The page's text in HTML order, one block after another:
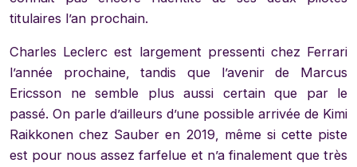
titulaires l’an prochain.
Charles Leclerc est largement pressenti chez Ferrari
l’année prochaine, tandis que l’avenir de Marcus
Ericsson ne semble plus aussi certain que par le
passé. On parle d’ailleurs d’une possible arrivée de Kimi
Raikkonen chez Sauber en 2019, même si cette piste
est pour nous assez farfelue et n’a finalement que très